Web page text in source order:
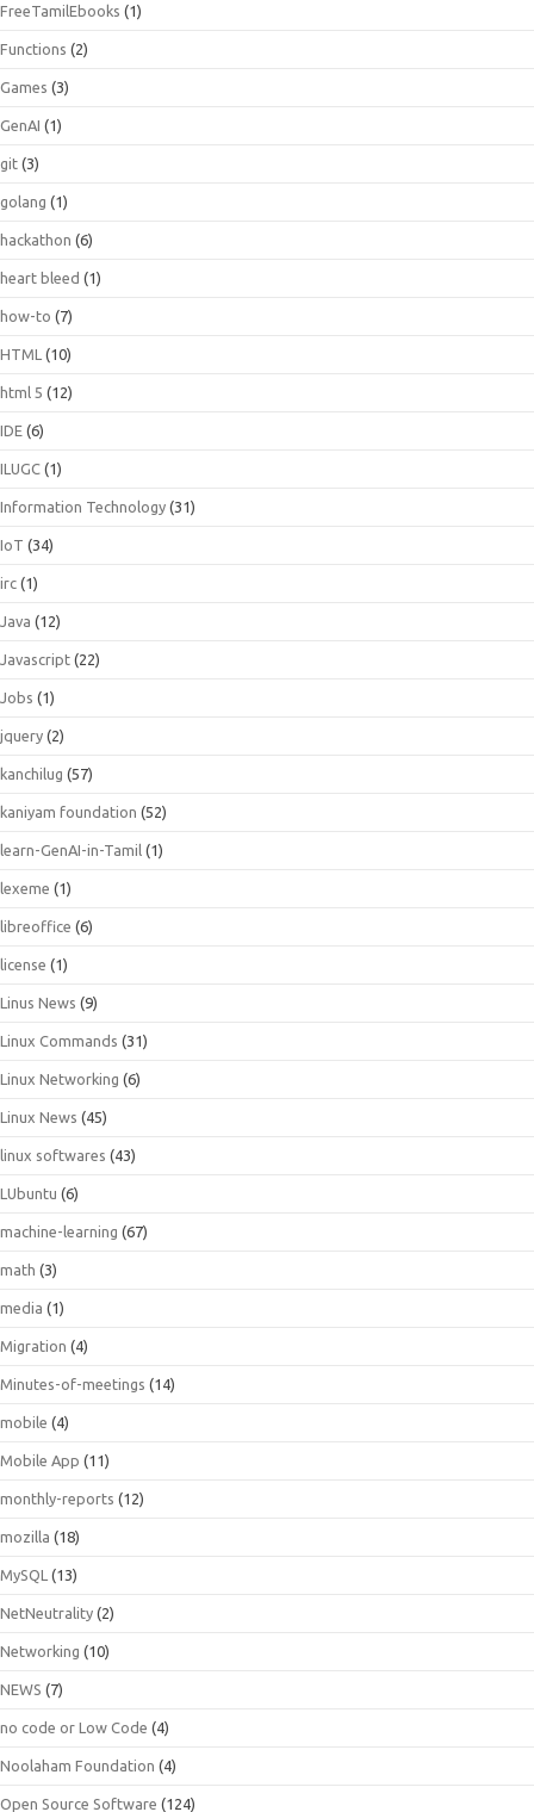
FreeTamilEbooks (1)
Functions (2)
Games (3)
GenAI (1)
git (3)
golang (1)
hackathon (6)
heart bleed (1)
how-to (7)
HTML (10)
html 5 (12)
IDE (6)
ILUGC (1)
Information Technology (31)
IoT (34)
irc (1)
Java (12)
Javascript (22)
Jobs (1)
jquery (2)
kanchilug (57)
kaniyam foundation (52)
learn-GenAI-in-Tamil (1)
lexeme (1)
libreoffice (6)
license (1)
Linus News (9)
Linux Commands (31)
Linux Networking (6)
Linux News (45)
linux softwares (43)
LUbuntu (6)
machine-learning (67)
math (3)
media (1)
Migration (4)
Minutes-of-meetings (14)
mobile (4)
Mobile App (11)
monthly-reports (12)
mozilla (18)
MySQL (13)
NetNeutrality (2)
Networking (10)
NEWS (7)
no code or Low Code (4)
Noolaham Foundation (4)
Open Source Software (124)